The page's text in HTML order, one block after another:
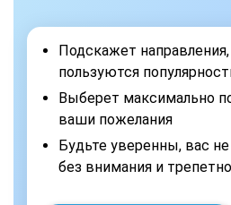
Подскажет
пользуются
Выберет максимально
ваши пожелания
Будьте уверенны, вас
без внимания и